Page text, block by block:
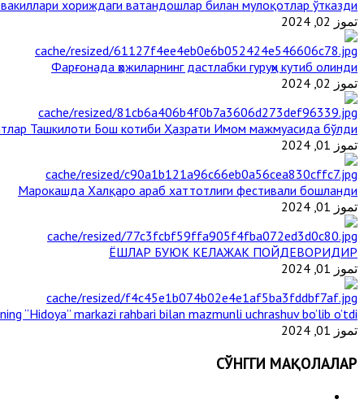
хориждаги ватандошлар билан мулоқотлар ўтказди
تموز 02, 2024
Фарғонада ҳожиларнинг дастлабки гуруҳи кутиб олинди
تموز 02, 2024
Ташкилоти Бош котиби Ҳазрати Имом мажмуасида бўлди
تموز 01, 2024
Марокашда Халқаро араб хаттотлиги фестивали бошланди
تموز 01, 2024
ЁШЛАР БУЮК КЕЛАЖАК ПОЙДЕВОРИДИР
تموز 01, 2024
“Hidoya” markazi rahbari bilan mazmunli uchrashuv bo’lib o’tdi
تموز 01, 2024
СЎНГГИ МАҚОЛАЛАР